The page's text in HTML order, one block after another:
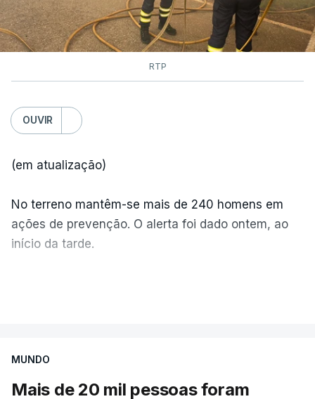
RTP
OUVIR
(em atualização)
No terreno mantêm-se mais de 240 homens em
ações de prevenção. O alerta foi dado ontem, ao
início da tarde.
MUNDO
Mais de 20 mil pessoas foram